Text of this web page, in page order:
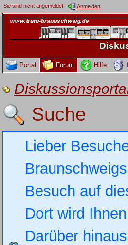
Sie sind nicht angemeldet. Anmelden
Portal Forum Hilfe
Suche
Lieber
Besuch auf
Dort wird
Darüber